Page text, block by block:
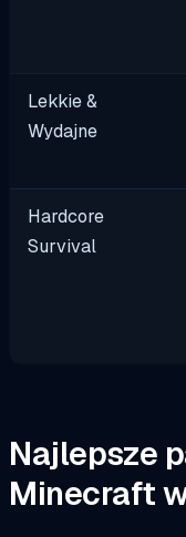
Lekkie &
Wydajne
Hardcore
Survival
Najlepsze
Minecraft